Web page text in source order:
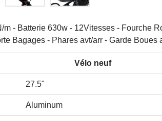
m - Batterie 630w - 12Vitesses - Fourche
Bagages - Phares avt/arr - Garde Boues
Vélo neuf
27.5"
Aluminum